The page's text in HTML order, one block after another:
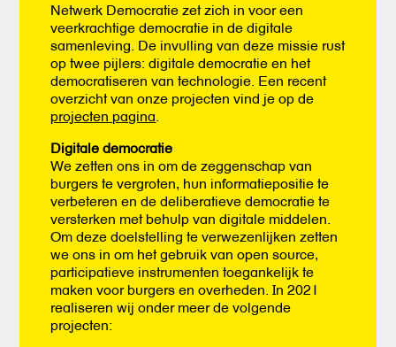
Netwerk Democratie zet zich in voor een
veerkrachtige democratie in de digitale
samenleving. De invulling van deze missie rust
op twee pijlers: digitale democratie en het
democratiseren van technologie. Een recent
overzicht van onze projecten vind je op de
projecten pagina.
Digitale democratie
We zetten ons in om de zeggenschap van
burgers te vergroten, hun informatiepositie te
verbeteren en de deliberatieve democratie te
versterken met behulp van digitale middelen.
Om deze doelstelling te verwezenlijken zetten
we ons in om het gebruik van open source,
participatieve instrumenten toegankelijk te
maken voor burgers en overheden. In 2021
realiseren wij onder meer de volgende
projecten: